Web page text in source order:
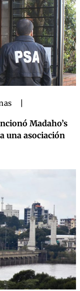
Madaho’s
una asociación